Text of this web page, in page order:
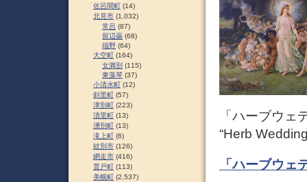
「ハーブウェ
“Herb
「ハーブウェ
佐呂間町 (14)
北見市 (1,032)
常呂 (87)
留辺蘂 (68)
端野 (64)
大空町 (164)
女満別 (115)
東藻琴 (37)
小清水町 (12)
斜里町 (57)
津別町 (223)
清里町 (13)
湧別町 (13)
滝上町 (6)
紋別市 (126)
網走市 (416)
置戸町 (113)
美幌町 (2,537)